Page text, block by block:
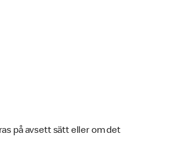
på avsett sätt eller om det